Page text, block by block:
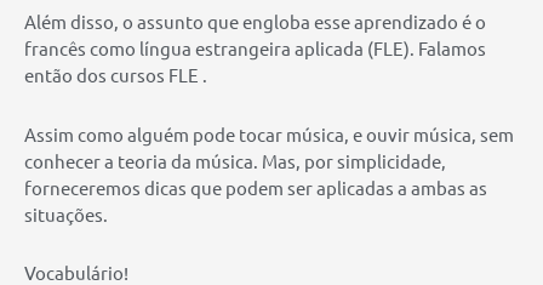
Além disso, o assunto que engloba esse aprendizado é o
francês como língua estrangeira aplicada (FLE). Falamos
então dos cursos FLE .
Assim como alguém pode tocar música, e ouvir música, sem
conhecer a teoria da música. Mas, por simplicidade,
forneceremos dicas que podem ser aplicadas a ambas as
situações.
Vocabulário!